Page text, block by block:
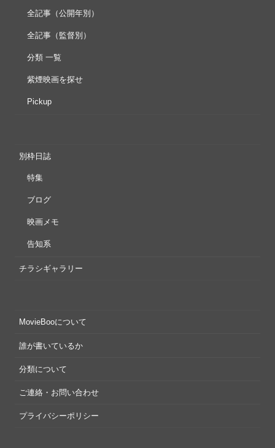
全記事（公開年別）
全記事（監督別）
分類 一覧
紫煙映画を探せ
Pickup
別枠日誌
特集
ブログ
映画メモ
告知系
チラシギャラリー
MovieBooについて
誰が書いているか
分類について
ご連絡・お問い合わせ
プライバシーポリシー